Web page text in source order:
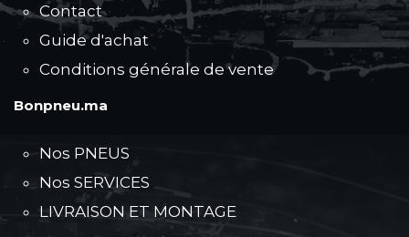
Contact
Guide d'achat
Conditions générale de vente
Bonpneu.ma
Nos PNEUS
Nos SERVICES
LIVRAISON ET MONTAGE